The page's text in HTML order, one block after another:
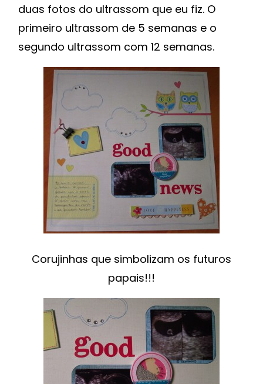
SOBRE
A
duas fotos do ultrassom que eu fiz. O
primeiro ultrassom de 5 semanas e o
segundo ultrassom com 12 semanas.
Corujinhas que simbolizam os futuros
papais!!!